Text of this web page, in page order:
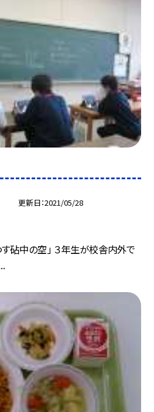
更新日 2021/05/28
砧中の空」 ３年生が校舎内外で